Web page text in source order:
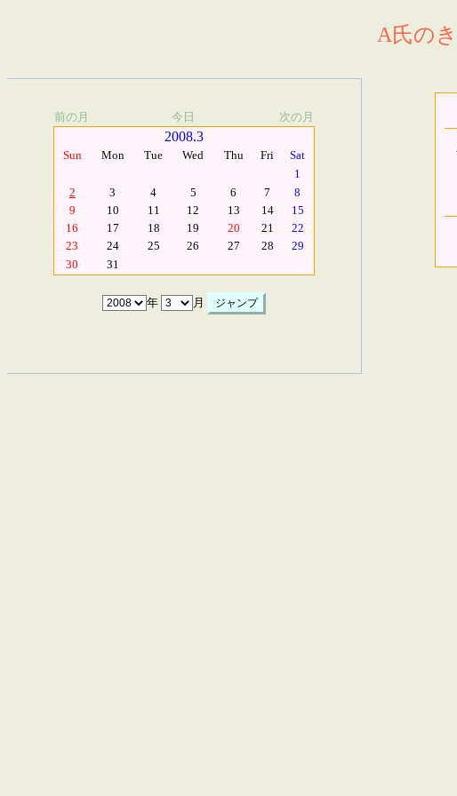
A氏の
前の月 今日 次の月
2008.3
Sun Mon Tue Wed Thu Fri
Sat
1
2
3 4 5 6 7
8
9
10 11 12 13 14
15
16
17 18 19 20 21
22
23
24 25 26 27 28
29
30
31
年 月